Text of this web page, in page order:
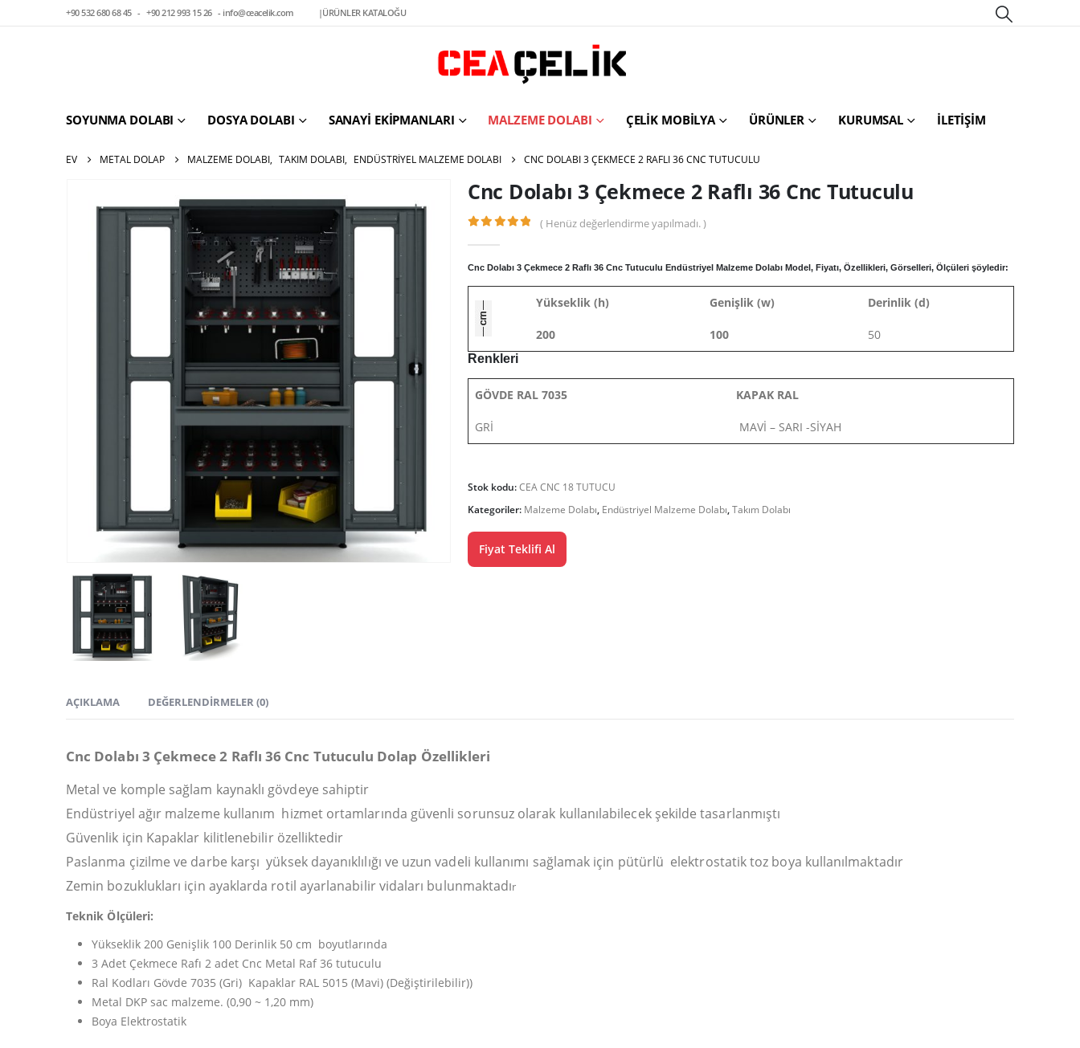
+90 532 680 68 45- +90 212 993 15 26- info@ceacelik.com |ÜRÜNLER KATALOĞU
SOYUNMA DOLABI DOSYA DOLABI SANAYI EKIPMANLARI MALZEME DOLABI ÇELIK MOBILYA ÜRÜNLER KURUMSAL İLETIŞIM
EV METAL DOLAP MALZEME DOLABI, TAKIM DOLABI, ENDÜSTRIYEL MALZEME DOLABI CNC DOLABI 3 ÇEKMECE 2 RAFLI 36 CNC TUTUCULU
Cnc Dolabı 3 Çekmece 2 Raflı 36 Cnc Tutuculu
( Henüz değerlendirme yapılmadı. )
Cnc Dolabı 3 Çekmece 2 Raflı 36 Cnc Tutuculu Endüstriyel Malzeme Dolabı Model, Fiyatı, Özellikleri, Görselleri, Ölçüleri şöyledir:
Yükseklik (h) Genişlik (w) Derinlik (d)
200 100 50
Renkleri
GÖVDE RAL 7035 KAPAK RAL
GRİ MAVİ – SARI -SİYAH
Stok kodu:CEA CNC 18 TUTUCU
Kategoriler: Malzeme Dolabı, Endüstriyel Malzeme Dolabı,Takım Dolabı
Fiyat Teklifi Al
AÇIKLAMA DEĞERLENDIRMELER (0)
Cnc Dolabı 3 Çekmece 2 Raflı 36 Cnc Tutuculu Dolap Özellikleri
Metal ve komple sağlam kaynaklı gövdeye sahiptir
Endüstriyel ağır malzeme kullanım hizmet ortamlarında güvenli sorunsuz olarak kullanılabilecek şekilde tasarlanmıştı
Güvenlik için Kapaklar kilitlenebilir özelliktedir
Paslanma çizilme ve darbe karşı yüksek dayanıklılığı ve uzun vadeli kullanımı sağlamak için pütürlü elektrostatik toz boya kullanılmaktadır
Zemin bozuklukları için ayaklarda rotil ayarlanabilir vidaları bulunmaktadır
Teknik Ölçüleri:
Yükseklik 200 Genişlik 100 Derinlik 50 cm boyutlarında
3 Adet Çekmece Rafı 2 adet Cnc Metal Raf 36 tutuculu
Ral Kodları Gövde 7035 (Gri) Kapaklar RAL 5015 (Mavi) (Değiştirilebilir))
Metal DKP sac malzeme. (0,90 ~ 1,20 mm)
Boya Elektrostatik